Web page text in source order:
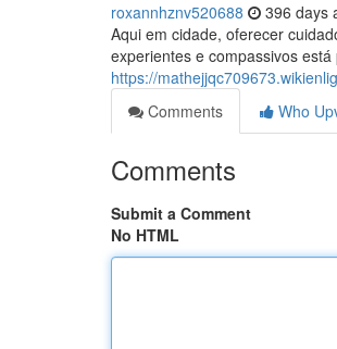
roxannhznv520688 396 days
Aqui em cidade, oferecer
experientes e compassivos
https://
Comments
Who
Comments
Submit a Comment
No HTML